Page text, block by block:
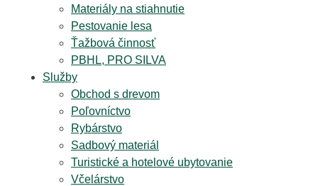
Materiály na stiahnutie
Pestovanie lesa
Ťažbová činnosť
PBHL, PRO SILVA
Služby
Obchod s drevom
Poľovníctvo
Rybárstvo
Sadbový materiál
Turistické a hotelové ubytovanie
Včelárstvo